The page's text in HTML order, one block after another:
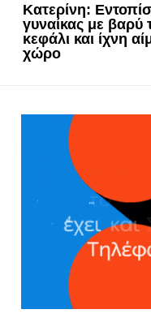
Κατερίνη:
γυναίκας με βαρύ
κεφάλι και ίχνη
χώρο